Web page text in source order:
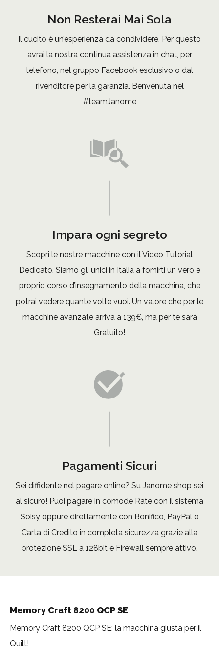
Non Resterai Mai Sola
Il cucito è un’esperienza da condividere. Per questo
avrai la nostra continua assistenza in chat, per
telefono, nel gruppo Facebook esclusivo o dal
rivenditore per la garanzia. Benvenuta nel
#teamJanome
Impara ogni segreto
Scopri le nostre macchine con il Video Tutorial
Dedicato. Siamo gli unici in Italia a fornirti un vero e
proprio corso d’insegnamento della macchina, che
potrai vedere quante volte vuoi. Un valore che per le
macchine avanzate arriva a 139€, ma per te sarà
Gratuito!
Pagamenti Sicuri
Sei diffidente nel pagare online? Su Janome shop sei
al sicuro! Puoi pagare in comode Rate con il sistema
Soisy oppure direttamente con Bonifico, PayPal o
Carta di Credito in completa sicurezza grazie alla
protezione SSL a 128bit e Firewall sempre attivo.
Memory Craft 8200 QCP SE
Memory Craft 8200 QCP SE: la macchina giusta per il
Quilt!